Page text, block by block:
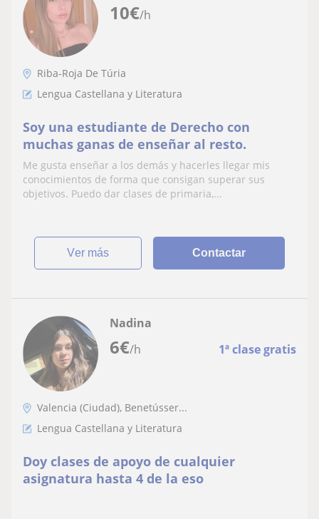
10€/h
Riba-Roja De Túria
Lengua Castellana y Literatura
Soy una estudiante de Derecho con
muchas ganas de enseñar al resto.
Me gusta enseñar a los demás y hacerles llegar mis
conocimientos de forma que consigan superar sus
objetivos. Puedo dar clases de primaria,...
ver más Contactar
6€/h 1ª clase gratis
Nadina
Valencia (Ciudad), Benetússer...
Lengua Castellana y Literatura
Doy clases de apoyo de cualquier
asignatura hasta 4 de la eso